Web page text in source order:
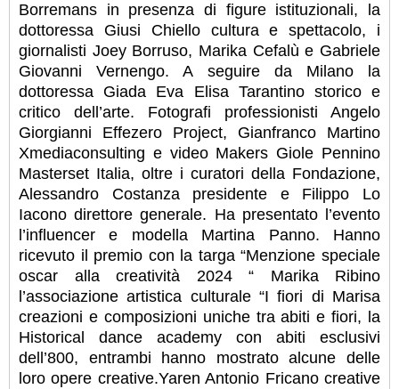
Borremans in presenza di figure istituzionali, la
dottoressa Giusi Chiello cultura e spettacolo, i
giornalisti Joey Borruso, Marika Cefalù e Gabriele
Giovanni Vernengo. A seguire da Milano la
dottoressa Giada Eva Elisa Tarantino storico e
critico dell’arte. Fotografi professionisti Angelo
Giorgianni Effezero Project, Gianfranco Martino
Xmediaconsulting e video Makers Giole Pennino
Masterset Italia, oltre i curatori della Fondazione,
Alessandro Costanza presidente e Filippo Lo
Iacono direttore generale. Ha presentato l’evento
l’influencer e modella Martina Panno. Hanno
ricevuto il premio con la targa “Menzione speciale
oscar alla creatività 2024 “ Marika Ribino
l’associazione artistica culturale “I fiori di Marisa
creazioni e composizioni uniche tra abiti e fiori, la
Historical dance academy con abiti esclusivi
dell’800, entrambi hanno mostrato alcune delle
loro opere creative.Yaren Antonio Fricano creative